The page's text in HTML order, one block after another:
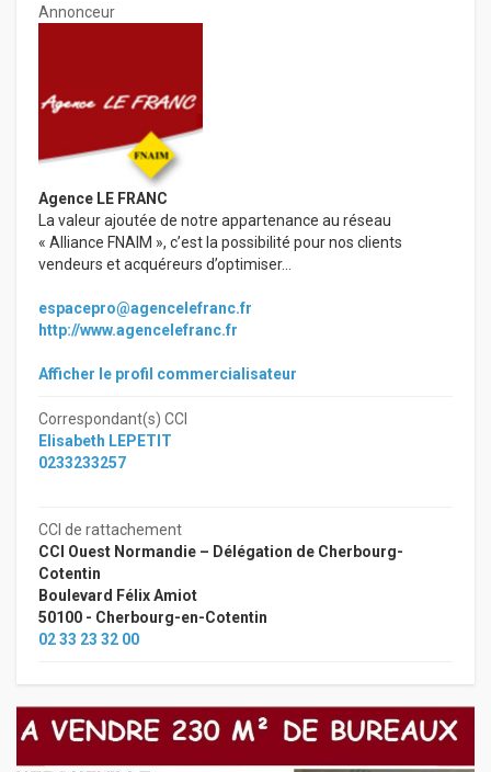
Annonceur
Agence LE FRANC
La valeur ajoutée de notre appartenance au réseau
« Alliance FNAIM », c’est la possibilité pour nos clients
vendeurs et acquéreurs d’optimiser...
espacepro@agencelefranc.fr
http://www.agencelefranc.fr
Afficher le profil commercialisateur
Correspondant(s) CCI
Elisabeth LEPETIT
0233233257
CCI de rattachement
CCI Ouest Normandie – Délégation de Cherbourg-
Cotentin
Boulevard Félix Amiot
50100 - Cherbourg-en-Cotentin
02 33 23 32 00